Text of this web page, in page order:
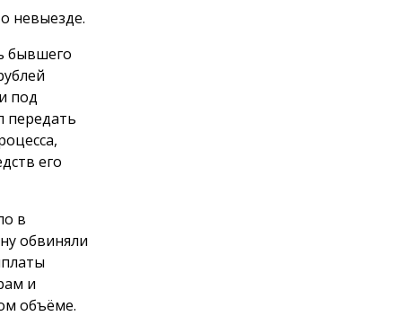
невыезде.
бывшего
под
передать
его
в
обвиняли
и
объёме.